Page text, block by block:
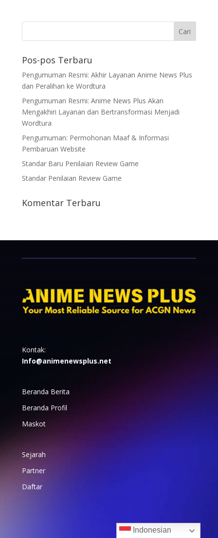
Pos-pos Terbaru
Pengumuman Resmi: Akhir Layanan Anime News Plus
dan Peralihan ke Wordtura
Pengumuman Resmi: Anime News Plus Akan
Mengakhiri Layanan dan Bertransformasi Menjadi
Wordtura
Pengumuman: Permohonan Maaf & Informasi
Pembaruan Website
Standar Baru Penilaian Review Game
Standar Penilaian Review Game
Komentar Terbaru
Kontak:
Info@animenewsplus.net
Beranda Berita
Beranda Profil
Maskot
Sejarah
Partner
Daftar
Indonesian